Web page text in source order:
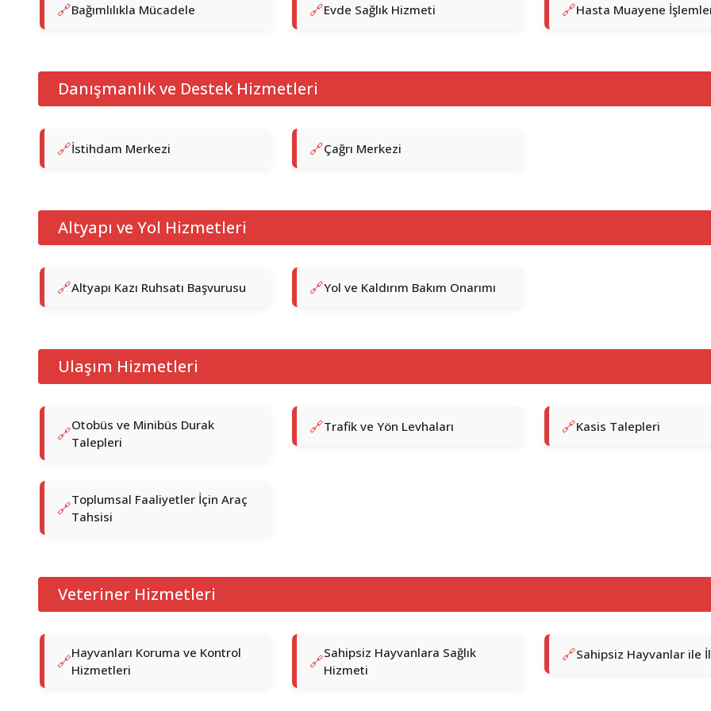
Bağımlılıkla Mücadele Evde Sağlık Hizmeti Hasta Muayene
Danışmanlık ve Destek Hizmetleri
İstihdam Merkezi Çağrı Merkezi
Altyapı ve Yol Hizmetleri
Altyapı Kazı Ruhsatı Başvurusu Yol ve Kaldırım Bakım Onarımı
Ulaşım Hizmetleri
Otobüs ve Minibüs Durak
Talepleri
Trafik ve Yön Levhaları Kasis Talepleri
Toplumsal Faaliyetler İçin Araç
Tahsisi
Veteriner Hizmetleri
Hayvanları Koruma ve Kontrol
Hizmetleri
Sahipsiz Hayvanlara Sağlık
Hizmeti
Sahipsiz Hayvanlar ile